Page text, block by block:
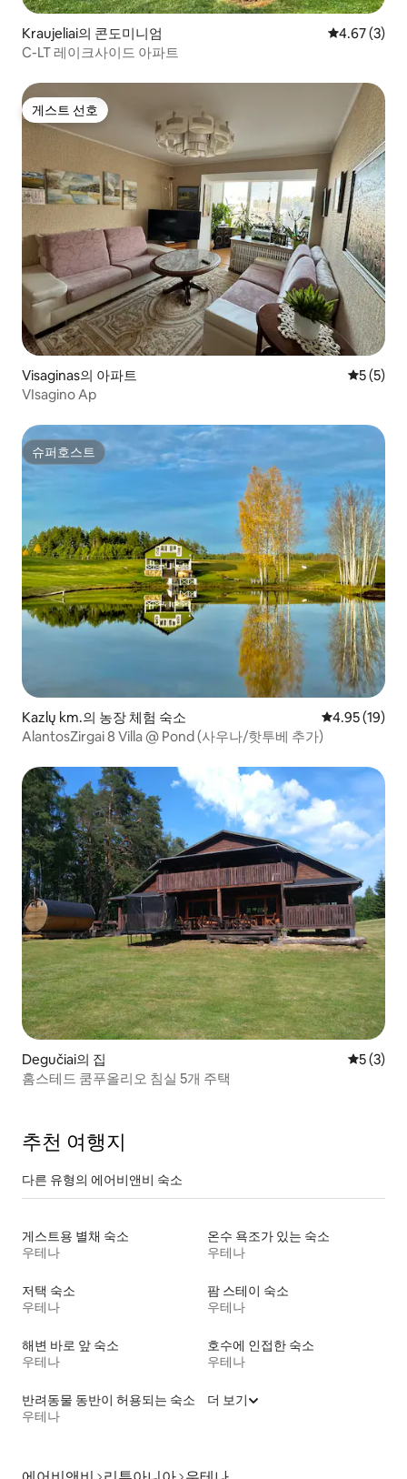
Kraujeliai의 콘도미니엄 평점 4.67점
4.67 (3)
C-LT 레이크사이드 아파트
게스트 선호
게스트 선호
Visaginas의 아파트 평점 5점
5 (5)
VIsagino Ap
슈퍼호스트
슈퍼호스트
Kazlų km.의 농장 체험 숙소 평점 4.95점
4.95 (19)
AlantosZirgai 8 Villa @ Pond (사우나/핫투베 추가)
Degučiai의 집 평점 5점
5 (3)
홈스테드 쿰푸올리오 침실 5개 주택
추천 여행지
다른 유형의 에어비앤비 숙소
게스트용 별채 숙소
우테나
온수 욕조가 있는 숙소
우테나
저택 숙소
우테나
팜 스테이 숙소
우테나
해변 바로 앞 숙소
우테나
호수에 인접한 숙소
우테나
반려동물 동반이 허용되는 숙소
우테나
더 보기